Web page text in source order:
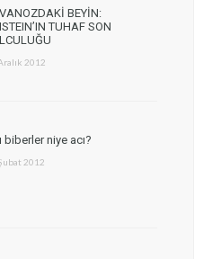
BEYİN:
TUHAF SON
2012
biberler niye acı?
2012